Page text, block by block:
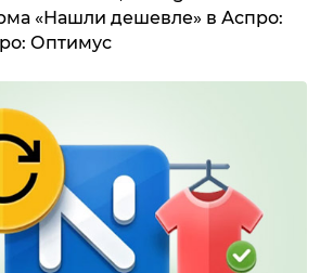
«Нашли дешевле» в Аспро:
Оптимус